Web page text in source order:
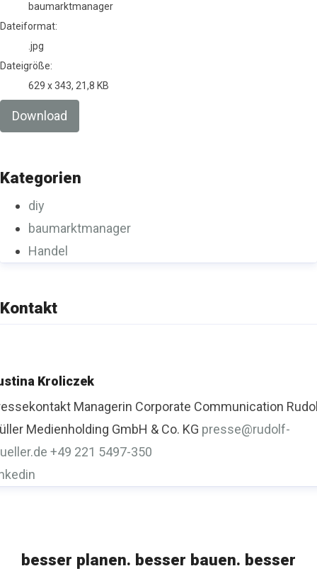
baumarktmanager
Dateiformat:
.jpg
Dateigröße:
629 x 343, 21,8 KB
Download
Kategorien
diy
baumarktmanager
Handel
Kontakt
Kroliczek
Managerin Corporate Communication
Medienholding GmbH & Co. KG presse@rudolf-
+49 221 5497-350
besser planen. besser bauen. besser